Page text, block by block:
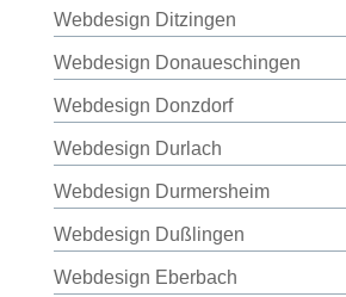
Webdesign Ditzingen
Webdesign Donaueschingen
Webdesign Donzdorf
Webdesign Durlach
Webdesign Durmersheim
Webdesign Dußlingen
Webdesign Eberbach